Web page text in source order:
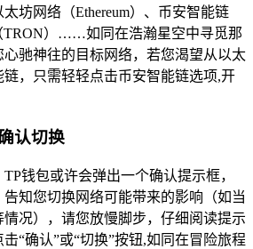
坊网络（Ethereum）、币安智能链
TRON）……如同在浩瀚星空中寻觅那
驰神往的目标网络，若您渴望从以太
，只需轻轻点击币安智能链选项,开
认切换
钱包或许会弹出一个确认提示框，
知您切换网络可能带来的影响（如当
况），请您放慢脚步，仔细阅读提示
“确认”或“切换”按钮,如同在冒险旅程